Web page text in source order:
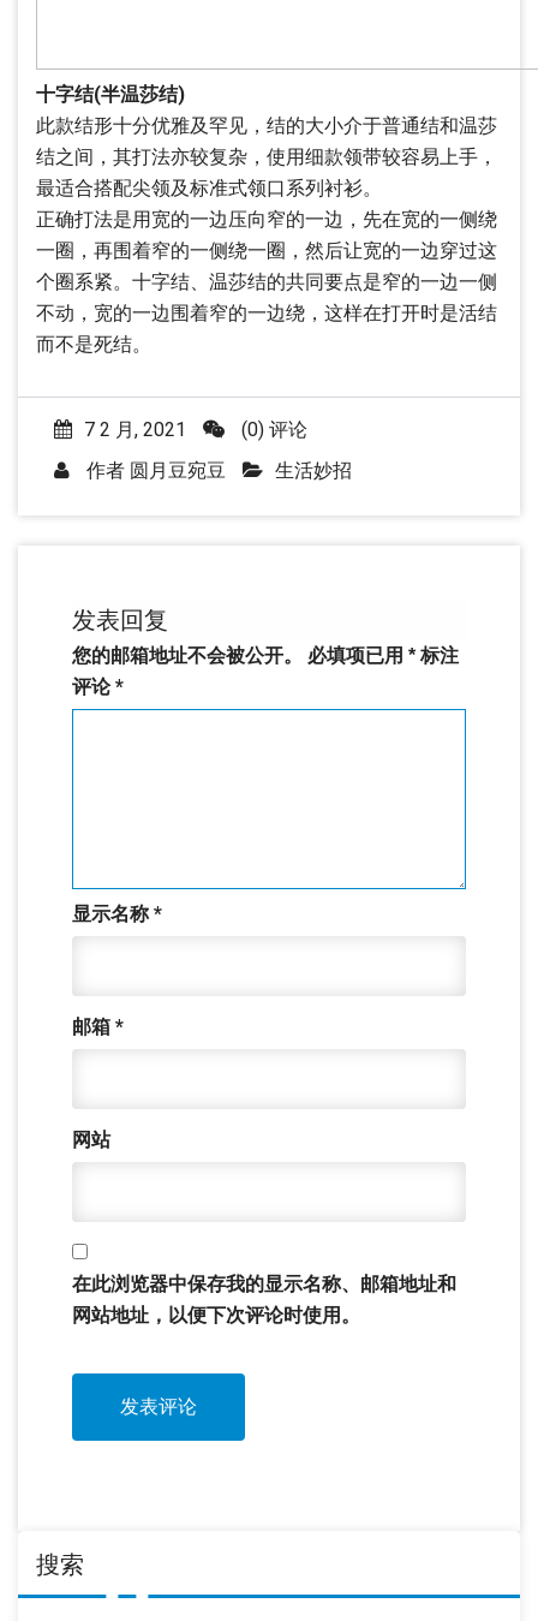
十字结(半温莎结)
此款结形十分优雅及罕见，结的大小介于普通结和温莎
结之间，其打法亦较复杂，使用细款领带较容易上手，
最适合搭配尖领及标准式领口系列衬衫。
正确打法是用宽的一边压向窄的一边，先在宽的一侧绕
一圈，再围着窄的一侧绕一圈，然后让宽的一边穿过这
个圈系紧。十字结、温莎结的共同要点是窄的一边一侧
不动，宽的一边围着窄的一边绕，这样在打开时是活结
而不是死结。
7 2 月, 2021
(0) 评论
作者 圆月豆宛豆 生活妙招
发表回复
您的邮箱地址不会被公开。 必填项已用 * 标注
评论*
显示名称*
邮箱 *
网站
在此浏览器中保存我的显示名称、邮箱地址和
网站地址，以便下次评论时使用。
搜索